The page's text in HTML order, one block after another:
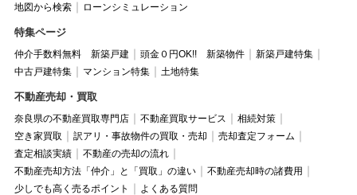
地図から検索
ローンシミュレーション
特集ページ
仲介手数料無料 新築戸建 頭金０円OK!! 新築物件
新築戸建特集
中古戸建特集
マンション特集 土地特集
不動産売却・買取
奈良県の不動産買取専門店 不動産買取サービス
相続対策
空き家買取
訳アリ・事故物件の買取・売却
売却査定フォーム
査定相談実績
不動産の売却の流れ
不動産売却方法「仲介」と「買取」の違い
不動産売却時の諸費用
少しでも高く売るポイント
よくある質問